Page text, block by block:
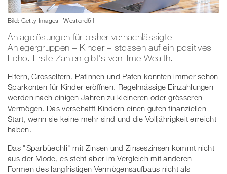
Bild: Getty Images | Westend61
Anlagelösungen für bisher vernachlässigte
Anlegergruppen – Kinder – stossen auf ein positives
Echo. Erste Zahlen gibt's von True Wealth.
Eltern, Grosseltern, Patinnen und Paten konnten immer schon
Sparkonten für Kinder eröffnen. Regelmässige Einzahlungen
werden nach einigen Jahren zu kleineren oder grösseren
Vermögen. Das verschafft Kindern einen guten finanziellen
Start, wenn sie keine mehr sind und die Volljährigkeit erreicht
haben.
Das "Sparbüechli" mit Zinsen und Zinseszinsen kommt nicht
aus der Mode, es steht aber im Vergleich mit anderen
Formen des langfristigen Vermögensaufbaus nicht als